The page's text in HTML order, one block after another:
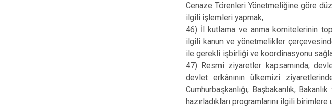
Cenaze Törenleri Yönetmeliğine göre
ilgili işlemleri yapmak,
46) İl kutlama ve anma komitelerinin
ilgili kanun ve yönetmelikler
ile gerekli işbirliği ve koordinasyonu
47) Resmi ziyaretler kapsamında;
devlet erkânının ülkemizi
Cumhurbaşkanlığı, Başbakanlık,
hazırladıkları programlarını ilgili